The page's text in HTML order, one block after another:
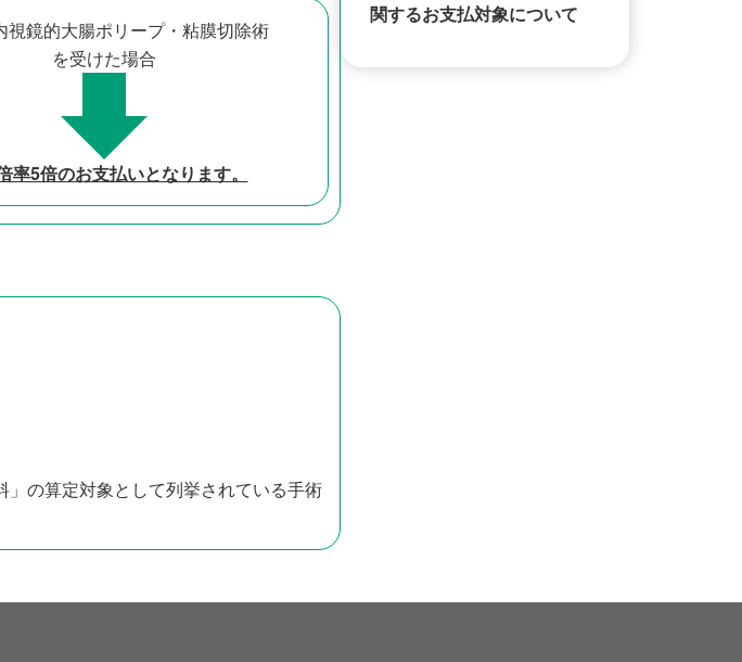
視鏡的大腸ポリープ・粘膜切除術
を受けた場合
率5倍のお支払いとなります。
の算定対象として列挙されている手術
関するお支払対象について